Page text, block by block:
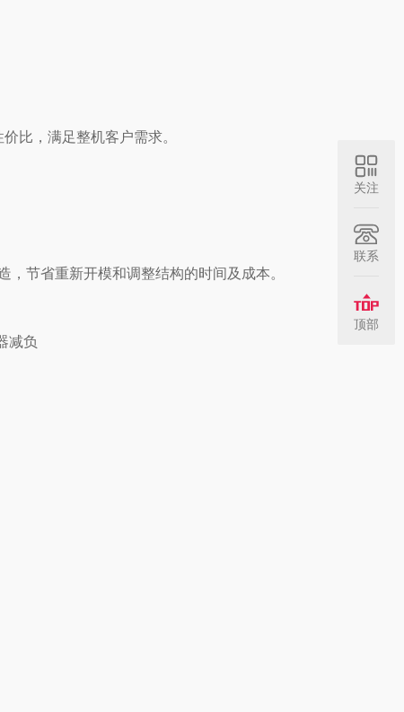
比，满足整机客户需求。
节省重新开模和调整结构的时间及成本。
关注
联系
顶部